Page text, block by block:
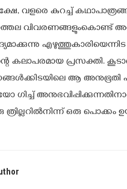
വളരെ കുറച്ച്
വിവരണങ്ങളുംകൊണ്ട്
കലാപരമായ പ്രസക്തി.
ആ അനുഭൂതി
ഗിച്ച്
ഒരു പൊക്കം